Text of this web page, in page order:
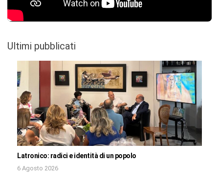
Ultimi pubblicati
Latronico: radici e identità di un popolo
6 Agosto 2026